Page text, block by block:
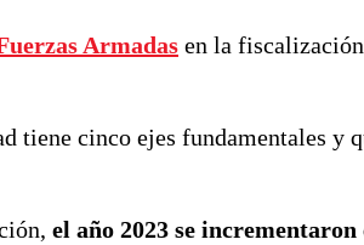
Armadas en la
tiene cinco ejes fundamentales y
el año 2023 se incrementaron